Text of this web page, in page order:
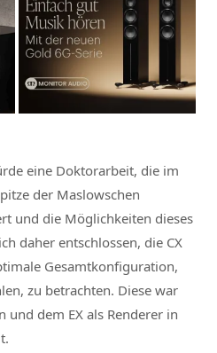
eine Doktorarbeit, die im
der Maslowschen
und die Möglichkeiten dieses
daher entschlossen, die CX
Gesamtkonfiguration,
zu betrachten. Diese war
und dem EX als Renderer in